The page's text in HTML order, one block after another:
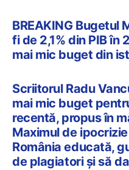
BREAKING Bugetul
fi de 2,1% din PIB
mai mic buget din
Scriitorul Radu
mai mic buget
recentă, propus în
Maximul de
România educată,
de plagiatori și să